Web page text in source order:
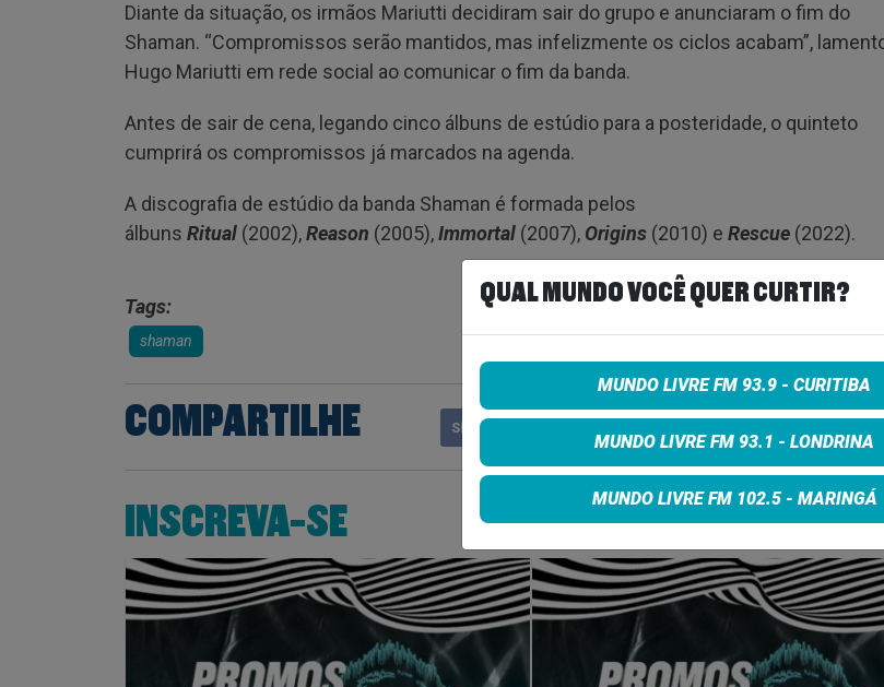
Diante da situação, os irmãos Mariutti decidiram sair do grupo e anunciaram o fim do
Shaman. “Compromissos serão mantidos, mas infelizmente os ciclos acabam”,
Hugo Mariutti em rede social ao comunicar o fim da banda.
Antes de sair de cena, legando cinco álbuns de estúdio para a posteridade, o quinteto
cumprirá os compromissos já marcados na agenda.
A discografia de estúdio da banda Shaman é formada pelos
álbuns Ritual (2002),Reason (2005),Immortal (2007), Origins (2010) e Rescue (2022).
Tags:
shaman
COMPARTILHE Share on Facebook
INSCREVA-SE
QUAL MUNDO VOCÊ QUER CURTIR?
MUNDO LIVRE FM 93.9 - CURITIBA
MUNDO LIVRE FM 93.1 - LONDRINA
MUNDO LIVRE FM 102.5 - MARINGÁ